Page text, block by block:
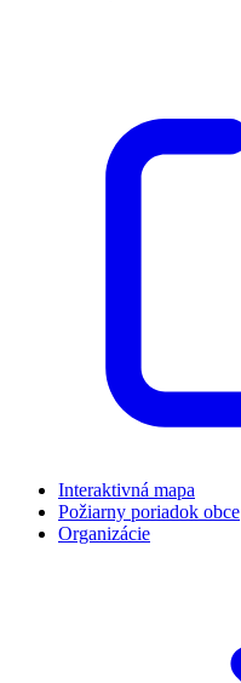
Interaktivná mapa
Požiarny poriadok obce
Organizácie